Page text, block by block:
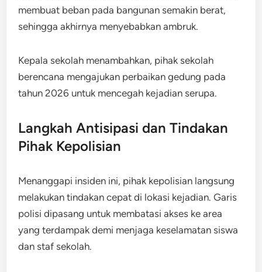
membuat beban pada bangunan semakin berat,
sehingga akhirnya menyebabkan ambruk.
Kepala sekolah menambahkan, pihak sekolah
berencana mengajukan perbaikan gedung pada
tahun 2026 untuk mencegah kejadian serupa.
Langkah Antisipasi dan Tindakan
Pihak Kepolisian
Menanggapi insiden ini, pihak kepolisian langsung
melakukan tindakan cepat di lokasi kejadian. Garis
polisi dipasang untuk membatasi akses ke area
yang terdampak demi menjaga keselamatan siswa
dan staf sekolah.